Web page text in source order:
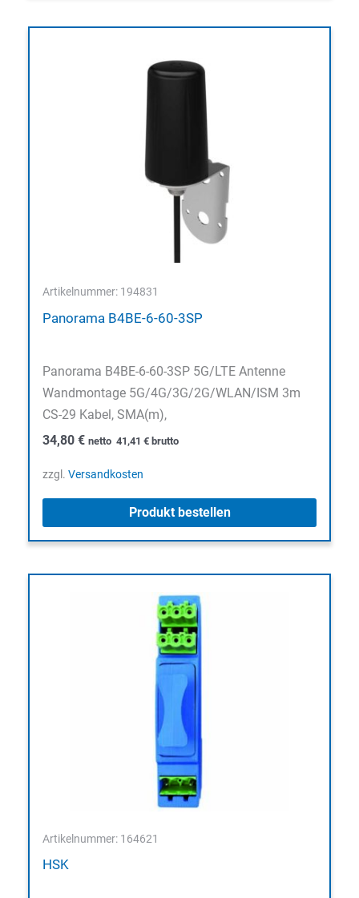
Artikelnummer: 194831
Panorama B4BE-6-60-3SP
Panorama B4BE-6-60-3SP 5G/LTE Antenne
Wandmontage 5G/4G/3G/2G/WLAN/ISM 3m
CS-29 Kabel, SMA(m),
34,80 € netto 41,41 € brutto
zzgl. Versandkosten
Produkt bestellen
Artikelnummer: 164621
HSK